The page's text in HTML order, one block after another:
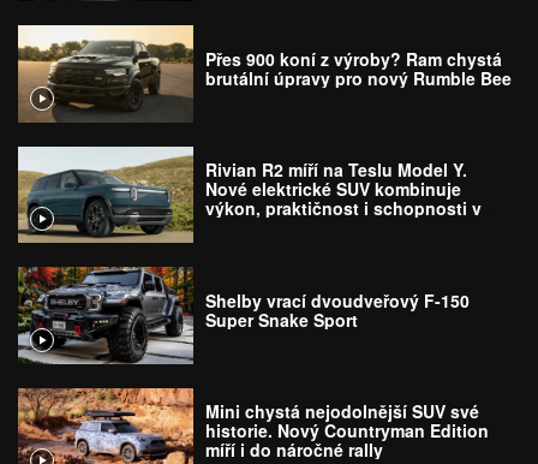
Přes 900 koní z výroby? Ram chystá
brutální úpravy pro nový Rumble Bee
Rivian R2 míří na Teslu Model Y.
Nové elektrické SUV kombinuje
výkon, praktičnost i schopnosti v
Shelby vrací dvoudveřový F-150
Super Snake Sport
Mini chystá nejodolnější SUV své
historie. Nový Countryman Edition
míří i do náročné rally